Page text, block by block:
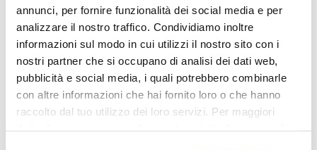
annunci, per fornire funzionalità dei social media e per
analizzare il nostro traffico. Condividiamo inoltre
informazioni sul modo in cui utilizzi il nostro sito con i
nostri partner che si occupano di analisi dei dati web,
pubblicità e social media, i quali potrebbero combinarle
con altre informazioni che hai fornito loro o che hanno
raccolto dal tuo utilizzo dei loro servizi. Per maggiori
Institute,
Augmented and Virtual Reality in
Operations: A guide for investment, sono le
aziende statunitensi e cinesi ad investire di più nella
Realtà Virtuale e Aumentata, con una
percentuale di utilizzo all’interno delle operazioni
aziendali pari al 50%. Inoltre, la percentuale di
aziende che in Francia, Germania, Paesi del Nord